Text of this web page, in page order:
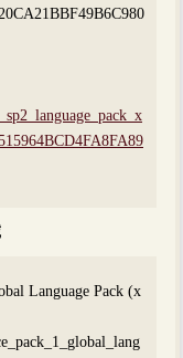
Language Pack (x